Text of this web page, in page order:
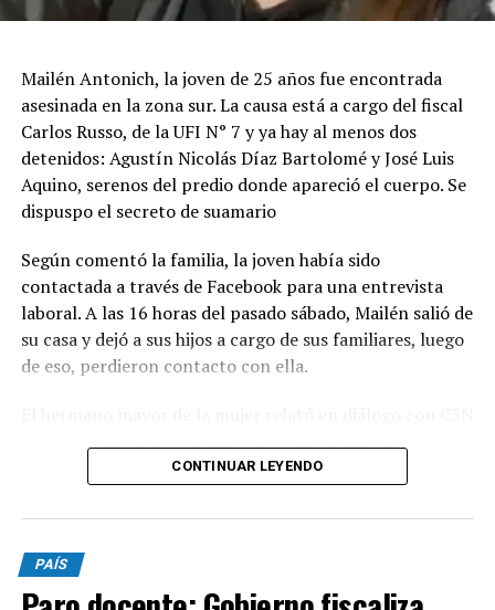
Mailén Antonich, la joven de 25 años fue encontrada
asesinada en la zona sur. La causa está a cargo del fiscal
Carlos Russo, de la UFI N° 7 y ya hay al menos dos
detenidos: Agustín Nicolás Díaz Bartolomé y José Luis
Aquino, serenos del predio donde apareció el cuerpo. Se
dispuspo el secreto de suamario
Según comentó la familia, la joven había sido
contactada a través de Facebook para una entrevista
laboral. A las 16 horas del pasado sábado, Mailén salió de
su casa y dejó a sus hijos a cargo de sus familiares, luego
de eso, perdieron contacto con ella.
que tras su desaparición realizaron denuncias en 3
comisarías pero, al no pasar las 24 horas, no fueron
Cuando fuimos y vimos a los serenos nos dimos cuenta
que había algo raro, empezamos a buscar y se fueron
corriendo. Llamamos a la policía y ahí la vieron", declaró
el familiar.
CONTINUAR LEYENDO
PAÍS